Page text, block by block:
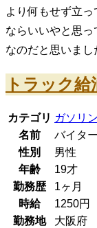
より何もせず立
ならいいやと思
なのだと思いまし
トラック
カテゴリ ガソリ
名前
バイター
性別
男性
年齢
19才
勤務歴
1ヶ月
時給
1250円
勤務地
大阪府